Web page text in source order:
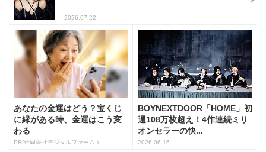
2026.07.22
あなたの金運はどう？宝くじ
に縁がある時、金運はこう変
わる
PR(合同会社デジタルファーム )
BOYNEXTDOOR「HOME」初
週108万枚超え！4作連続ミリ
オンセラーの快...
2026.06.16